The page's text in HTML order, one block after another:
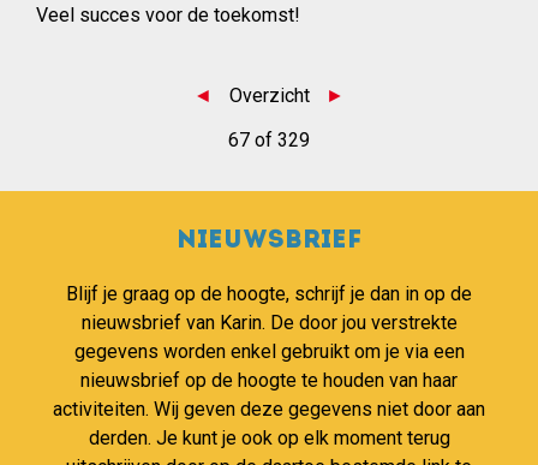
Veel succes voor de toekomst!
◄ Overzicht
►
67 of 329
Nieuwsbrief
Blijf je graag op de hoogte, schrijf je dan in op de
nieuwsbrief van Karin. De door jou verstrekte
gegevens worden enkel gebruikt om je via een
nieuwsbrief op de hoogte te houden van haar
activiteiten. Wij geven deze gegevens niet door aan
derden. Je kunt je ook op elk moment terug